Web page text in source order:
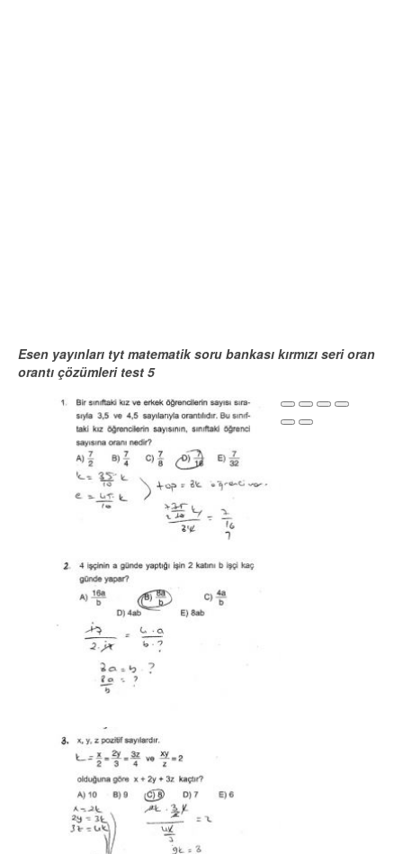
Esen yayınları tyt matematik soru bankası kırmızı seri oran
orantı çözümleri test 5